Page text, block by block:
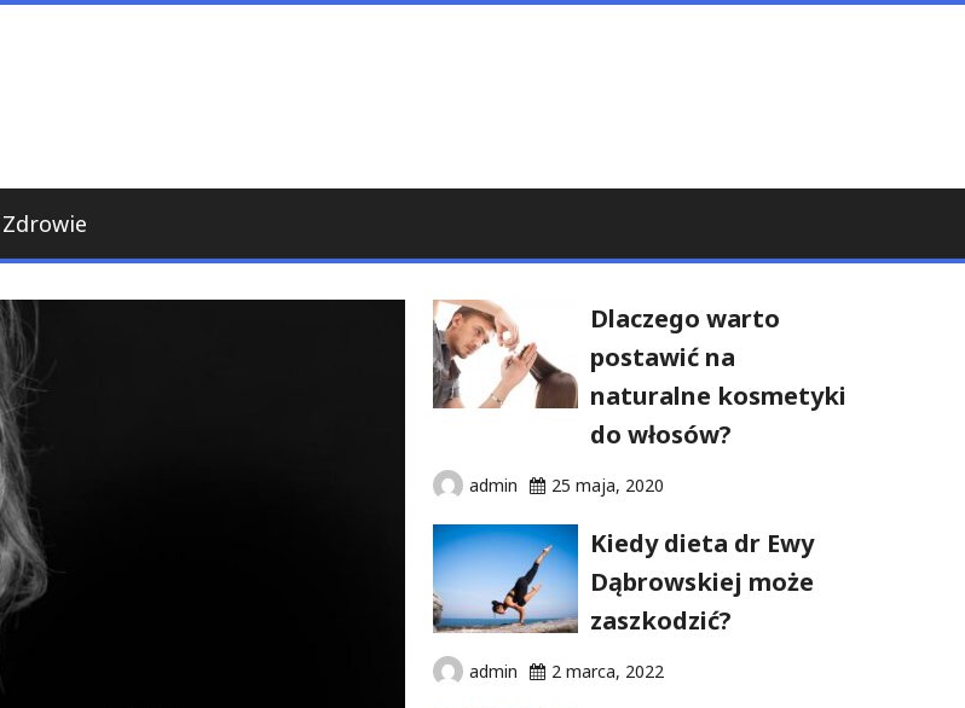
Zdrowie
Dlaczego warto
postawić na
naturalne kosmetyki
do włosów?
admin 25 maja, 2020
Kiedy dieta dr Ewy
Dąbrowskiej może
zaszkodzić?
admin 2 marca, 2022